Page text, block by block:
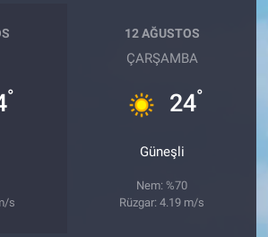
°
s
12 AĞUSTOS
ÇARŞAMBA
24°
Güneşli
Nem: %70
Rüzgar: 4.19 m/s